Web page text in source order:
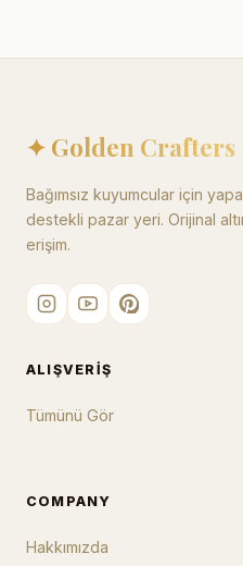
✦ Golden Crafters
Bağımsız kuyumcular için
destekli pazar yeri. Orijinal
erişim.
ALIŞVERIŞ
Tümünü Gör
COMPANY
Hakkımızda